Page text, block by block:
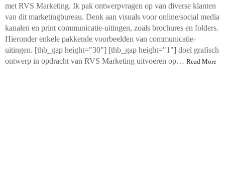
met RVS Marketing. Ik pak ontwerpvragen op van diverse klanten
van dit marketingbureau. Denk aan visuals voor online/social media
kanalen en print communicatie-uitingen, zoals brochures en folders.
Hieronder enkele pakkende voorbeelden van communicatie-
uitingen. [thb_gap height="30"] [thb_gap height="1"] doel grafisch
ontwerp in opdracht van RVS Marketing uitvoeren op… Read More